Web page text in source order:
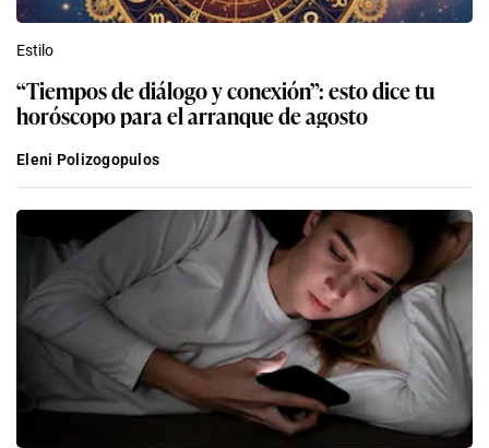
Estilo
“Tiempos de diálogo y conexión”: esto dice tu
horóscopo para el arranque de agosto
Eleni Polizogopulos